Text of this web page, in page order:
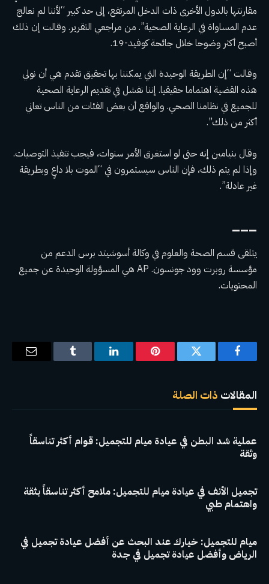
مقارنتها بالدول الأخرى ذات الدخل المرتفع، إلى حد كبير “لأننا لم نعالج
عدم المساواة في الرعاية الصحية”. من مراجعي التقرير. وقالت إن ذلك
أصبح أكثر وضوحاخلال جائحة كوفيد-19 .
وقالت “إن الطريقة الوحيدة التي يمكننا بها تحقيق تقدم هي أن نولي
هذه القضية اهتماما حقيقيا. إننا نفشل في تقديم الرعاية الصحية
للجميع في نظامنا الصحي. والواقع أن بعض الفئات من الناس تعاني
أكثر من ذلك”.
وقال بنيامين إنه حتى لو استغرق الأمر سنوات، فيجب تنفيذ التوصيات.
وإذا لم يتم ذلك، فإن الناس سيستمرون في “الموت بلا داعٍ وبطريقة
غير عادلة”.
يتلقى قسم الصحة والعلوم في وكالة أسوشيتد برس الدعم من
مؤسسة روبرت وود جونسون. AP هي المسؤولة الوحيدة عن جميع
المحتويات.
فيسبوك تويتر بينتيريستلينكدإن Tumblr
البريد
المقالات ذات الصلة
عملية شد البطن في عيادة ميام للتجميل: قوام أكثر تناسقاً
وثقة
تجميل الأنف في عيادة ميام للتجميل: ملامح أكثر تناسقاً بثقة
واهتمام طبي
ميام للتجميل: خيارك عند البحث عن أفضل عيادة تجميل في
الرياض وأفضل عيادة تجميل في جدة